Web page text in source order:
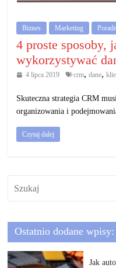
Porady
biznesowe
Biznes Marketing
4 proste sposoby,
wykorzystywać
4 lipca 2019 crm, dane,
Skuteczna strategia CRM
organizowania i
Czytaj dalej
Ostatnio dodane wpisy:
Jak